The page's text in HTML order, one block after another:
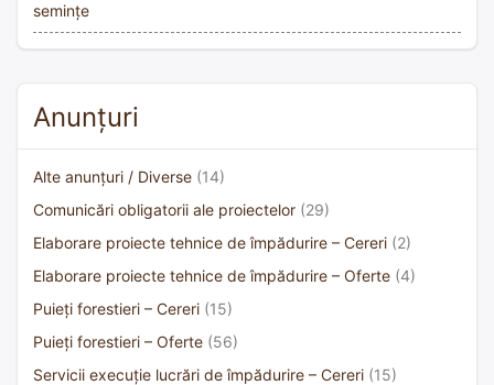
semințe
Anunțuri
Alte anunțuri / Diverse (14)
Comunicări obligatorii ale proiectelor (29)
Elaborare proiecte tehnice de împădurire – Cereri (2)
Elaborare proiecte tehnice de împădurire – Oferte (4)
Puieți forestieri – Cereri (15)
Puieți forestieri – Oferte (56)
Servicii execuție lucrări de împădurire – Cereri (15)